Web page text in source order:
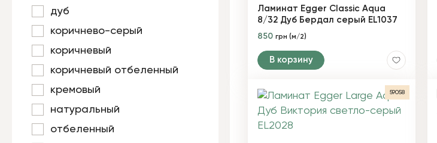
дуб
коричнево-серый
коричневый
коричневый отбеленный
кремовый
натуральный
отбеленный
Ламинат Egger Classic Aqua
8/32 Дуб Бердал серый EL1037
850 грн (м/2)
В корзину
59058